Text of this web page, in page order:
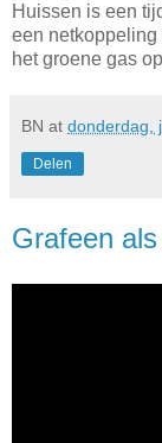
Huissen is een
een netkoppeling
het groene gas
BN at donderdag,
Delen
Grafeen